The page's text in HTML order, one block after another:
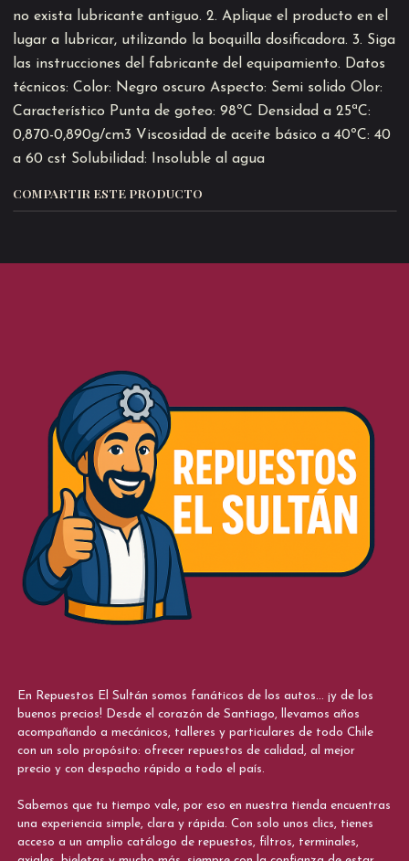
no exista lubricante antiguo. 2. Aplique el producto en el
lugar a lubricar, utilizando la boquilla dosificadora. 3. Siga
las instrucciones del fabricante del equipamiento. Datos
técnicos: Color: Negro oscuro Aspecto: Semi solido Olor:
Característico Punta de goteo: 98ºC Densidad a 25ªC:
0,870-0,890g/cm3 Viscosidad de aceite básico a 40ºC: 40
a 60 cst Solubilidad: Insoluble al agua
COMPARTIR ESTE PRODUCTO
En Repuestos El Sultán somos fanáticos de los autos... ¡y de los
buenos precios! Desde el corazón de Santiago, llevamos años
acompañando a mecánicos, talleres y particulares de todo Chile
con un solo propósito: ofrecer repuestos de calidad, al mejor
precio y con despacho rápido a todo el país.
Sabemos que tu tiempo vale, por eso en nuestra tienda encuentras
una experiencia simple, clara y rápida. Con solo unos clics, tienes
acceso a un amplio catálogo de repuestos, filtros, terminales,